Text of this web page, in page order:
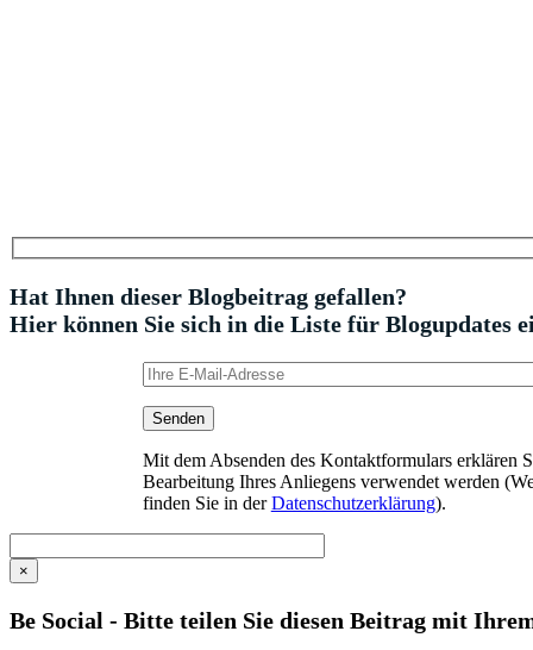
Hat Ihnen dieser Blogbeitrag gefallen?
Hier können Sie sich in die Liste für Blogupdates
Mit dem Absenden des Kontaktformulars erklären
Bearbeitung Ihres Anliegens verwendet werden
finden Sie in derDatenschutzerklärung).
×
Be Social - Bitte teilen Sie diesen Beitrag mit